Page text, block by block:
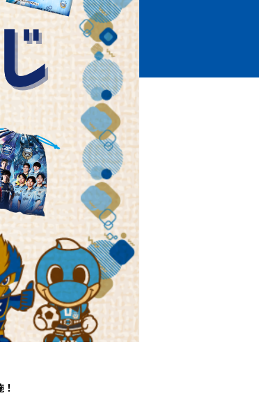
ホームタウントップ
ゼルビアアシスト募集
ゼルビアアシスト協賛企業一覧
ゼルナビ
ゼル塾
ＦＣ町田ゼルビアスポーツクラブ
ＦＣ町田ゼルビアアカデミー
ゼルビアフットサルパーク
パートナートップ
パートナー企業一覧